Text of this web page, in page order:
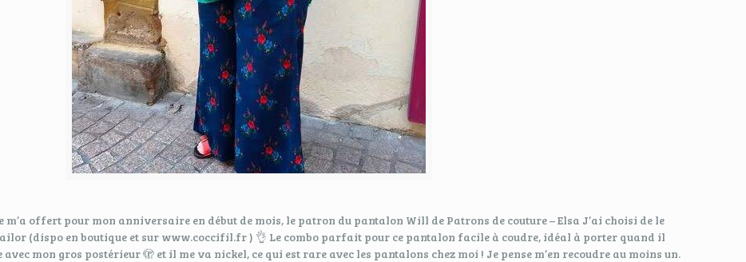
offert pour mon anniversaire en début de mois, le patron du pantalon Will de Patrons de couture – Elsa J’ai choisi de le
(dispo en boutique et sur www.coccifil.fr ) 👌 Le combo parfait pour ce pantalon facile à coudre, idéal à porter quand il
mon gros postérieur 🫣 et il me va nickel, ce qui est rare avec les pantalons chez moi ! Je pense m’en recoudre au moins un.